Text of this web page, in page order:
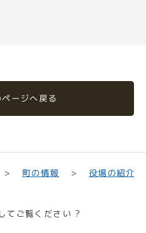
ージへ戻る
町の情報 役場の紹介
てご覧ください ?